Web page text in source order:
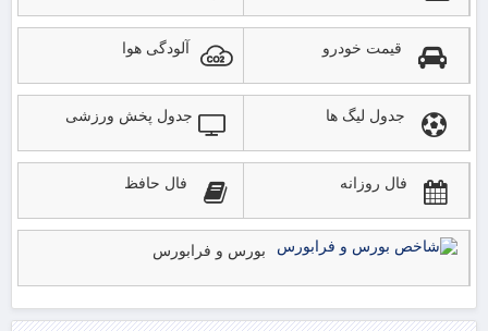
قیمت خودرو آلودگی هوا
جدول لیگ ها جدول پخش ورزشی
فال روزانه فال حافظ
بورس و فرابورس